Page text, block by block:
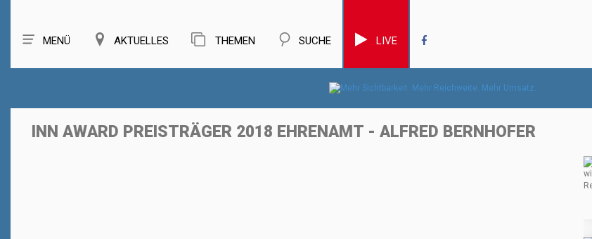
MENÜ AKTUELLES THEMEN SUCHE LIVE
INN AWARD PREISTRÄGER 2018 EHRENAMT - ALFRED BERNHOFER